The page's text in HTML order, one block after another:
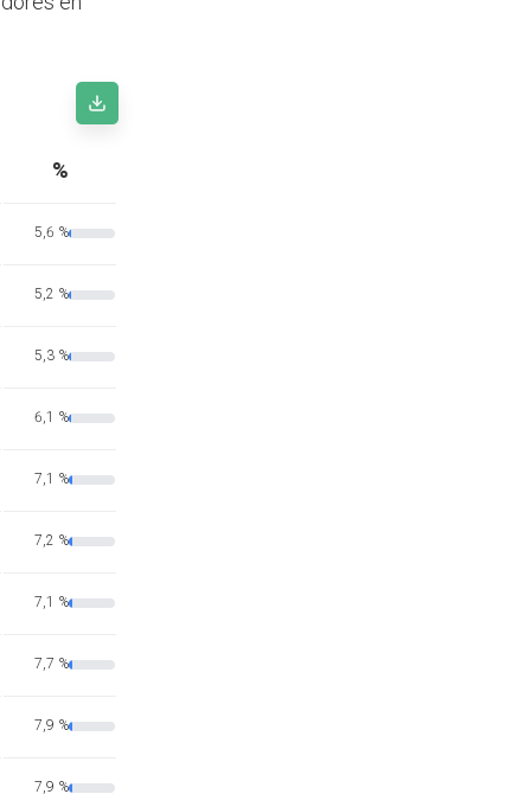
%
5,6 %
5,2 %
5,3 %
6,1 %
7,1 %
7,2 %
7,1 %
7,7 %
7,9 %
7,9 %